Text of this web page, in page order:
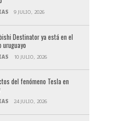
9 JULIO, 2026
Destinator ya está en el
uruguayo
10 JULIO, 2026
del fenómeno Tesla en
24 JULIO, 2026